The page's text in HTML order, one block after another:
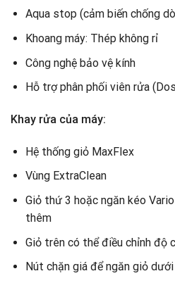
Aqua stop (cảm biến chống
Khoang máy: Thép không rỉ
Công nghệ bảo vệ kính
Hỗ trợ phân phối viên rửa
Khay rửa của máy:
Hệ thống giỏ MaxFlex
Vùng ExtraClean
Giỏ thứ 3 hoặc ngăn kéo
thêm
Giỏ trên có thể điều chỉnh độ
Nút chặn giá để ngăn giỏ